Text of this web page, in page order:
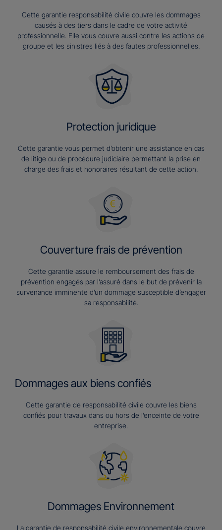
Cette garantie responsabilité civile couvre les dommages
causés à des tiers dans le cadre de votre activité
professionnelle. Elle vous couvre aussi contre les actions de
groupe et les sinistres liés à des fautes professionnelles.
Protection juridique
Cette garantie vous permet d’obtenir une assistance en cas
de litige ou de procédure judiciaire permettant la prise en
charge des frais et honoraires résultant de cette action.
Couverture frais de prévention
Cette garantie assure le remboursement des frais de
prévention engagés par l’assuré dans le but de prévenir la
survenance imminente d’un dommage susceptible d’engager
sa responsabilité.
Dommages aux biens confiés
Cette garantie de responsabilité civile couvre les biens
confiés pour travaux dans ou hors de l’enceinte de votre
entreprise.
Dommages Environnement
La garantie de responsabilité civile environnementale couvre